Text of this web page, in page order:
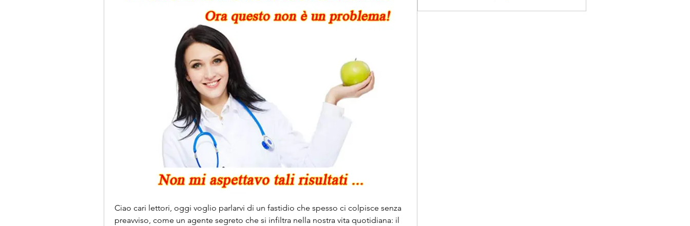
Ciao cari lettori, oggi voglio parlarvi di un fastidio che spesso ci colpisce senza
preavviso, come un agente segreto che si infiltra nella nostra vita quotidiana: il